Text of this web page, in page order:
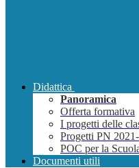
Didattica
Panoramica
Offerta formativa
I progetti delle
Progetti PN
POC per la
Documenti utili